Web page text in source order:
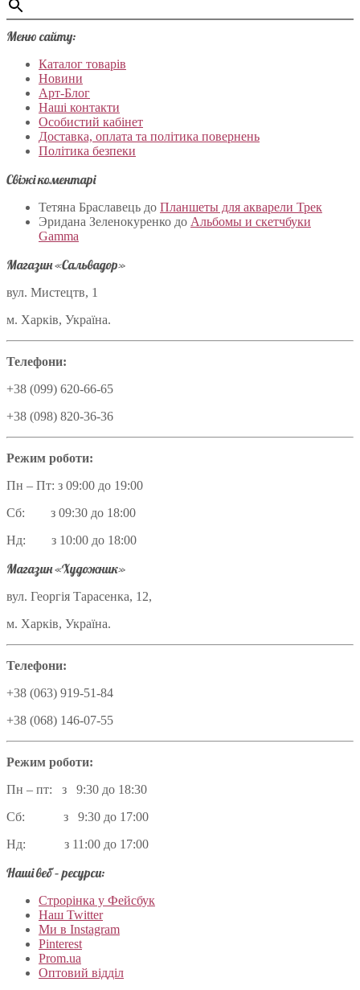
Меню сайту:
Каталог товарів
Новини
Арт-Блог
Наші контакти
Особистий кабінет
Доставка, оплата та політика повернень
Політика безпеки
Свіжі коментарі
Тетяна Браславець до Планшеты для акварели Трек
Эридана Зеленокуренко до Альбомы и скетчбуки
Gamma
Магазин «Сальвадор»
вул. Мистецтв, 1
м. Харків, Україна.
Телефони:
+38 (099) 620-66-65
+38 (098) 820-36-36
Режим роботи:
Пн – Пт: з 09:00 до 19:00
Сб: з 09:30 до 18:00
Нд: з 10:00 до 18:00
Магазин «Художник»
вул. Георгія Тарасенка, 12,
м. Харків, Україна.
Телефони:
+38 (063) 919-51-84
+38 (068) 146-07-55
Режим роботи:
Пн – пт: з 9:30 до 18:30
Сб: з 9:30 до 17:00
Нд: з 11:00 до 17:00
Наші веб – ресурси:
Строрінка у Фейсбук
Наш Twitter
Ми в Instagram
Pinterest
Prom.ua
Оптовий відділ